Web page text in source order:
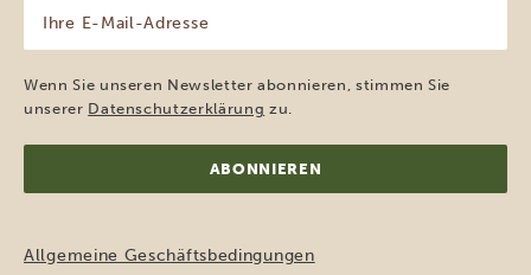
Mail-
Adresse
(erforderlich)
Wenn Sie unseren Newsletter abonnieren, stimmen Sie
unserer Datenschutzerklärung zu.
Allgemeine Geschäftsbedingungen